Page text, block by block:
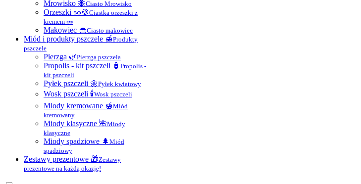
Mrowisko 🐜Ciasto Mrowisko
Orzeszki 🥜🍪Ciastka orzeszki z
kremem 🥜
Makowiec 🧁Ciasto makowiec
Miód i produkty pszczele 🍯Produkty
pszczele
Pierzga 🌿Pierzga pszczela
Propolis - kit pszczeli 🧴 Propolis -
kit pszczeli
Pyłek pszczeli 🌼Pyłek kwiatowy
Wosk pszczeli 🕯Wosk pszczeli
Miody kremowane 🍯Miód
kremowany
Miody klasyczne 🌺Miody
klasyczne
Miody spadziowe 🌲 Miód
spadziowy
Zestawy prezentowe 🎁Zestawy
prezentowe na każdą okazję!